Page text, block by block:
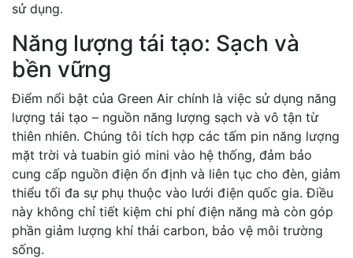
sử dụng.
Năng lượng tái tạo: Sạch và
bền vững
Điểm nổi bật của Green Air chính là việc sử dụng năng
lượng tái tạo – nguồn năng lượng sạch và vô tận từ
thiên nhiên. Chúng tôi tích hợp các tấm pin năng lượng
mặt trời và tuabin gió mini vào hệ thống, đảm bảo
cung cấp nguồn điện ổn định và liên tục cho đèn, giảm
thiểu tối đa sự phụ thuộc vào lưới điện quốc gia. Điều
này không chỉ tiết kiệm chi phí điện năng mà còn góp
phần giảm lượng khí thải carbon, bảo vệ môi trường
sống.